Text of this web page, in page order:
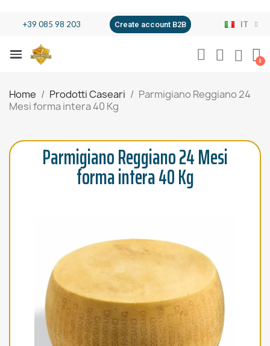
+39 085 98 203 Create account B2B IT
Home Prodotti Caseari
Parmigiano Reggiano 24
Mesi forma intera 40 Kg
Parmigiano Reggiano 24 Mesi
forma intera 40 Kg